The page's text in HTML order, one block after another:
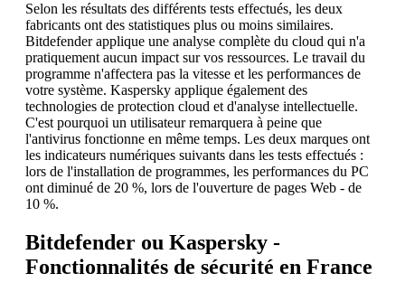
Selon les résultats des différents tests effectués, les deux
fabricants ont des statistiques plus ou moins similaires.
Bitdefender applique une analyse complète du cloud qui n'a
pratiquement aucun impact sur vos ressources. Le travail du
programme n'affectera pas la vitesse et les performances de
votre système. Kaspersky applique également des
technologies de protection cloud et d'analyse intellectuelle.
C'est pourquoi un utilisateur remarquera à peine que
l'antivirus fonctionne en même temps. Les deux marques ont
les indicateurs numériques suivants dans les tests effectués :
lors de l'installation de programmes, les performances du PC
ont diminué de 20 %, lors de l'ouverture de pages Web - de
10 %.
Bitdefender ou Kaspersky -
Fonctionnalités de sécurité en France